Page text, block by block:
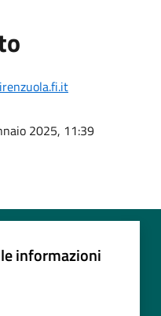
2025, 11:39
informazioni